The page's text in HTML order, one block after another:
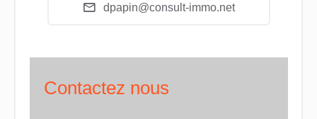
dpapin@consult-immo.net
Contactez nous